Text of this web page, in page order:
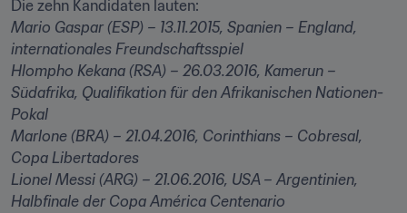
Mario Gaspar (ESP) – 13.11.2015, Spanien – England,
Hlompho Kekana (RSA) – 26.03.2016, Kamerun –
Südafrika, Qualifikation für den Afrikanischen Nationen-
Marlone (BRA) – 21.04.2016, Corinthians – Cobresal,
Copa Libertadores
Lionel Messi (ARG) – 21.06.2016, USA – Argentinien,